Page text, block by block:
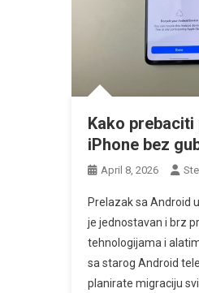
Kako
iPhone bez
April 8, 2026
Prelazak sa Android
je jednostavan i brz
tehnologijama i
sa starog Android
planirate migraciju